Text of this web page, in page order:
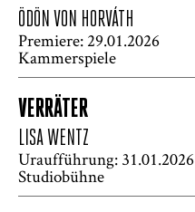
ÖDÖN VON HORVÁTH
Premiere: 29.01.2026
Kammerspiele
VERRÄTER
LISA WENTZ
Uraufführung: 31.01.2026
Studiobühne